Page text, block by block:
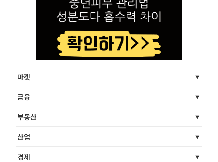
마켓
금융
부동산
산업
경제